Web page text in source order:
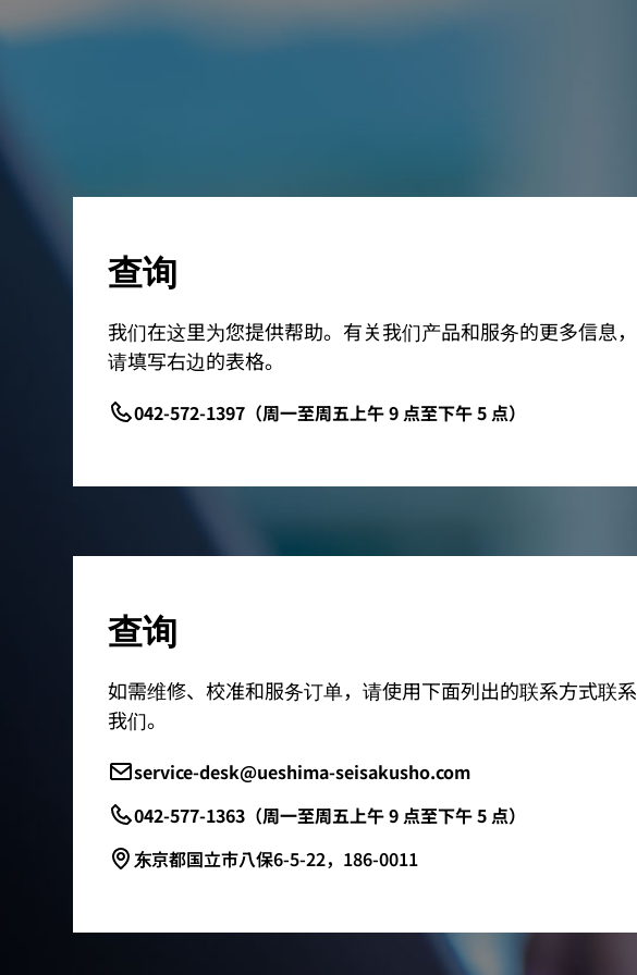
查询
我们在这里为您提供帮助。有关我们产品和服务的更多信息，
请填写右边的表格。
042-572-1397（周一至周五上午 9 点至下午 5 点）
查询
如需维修、校准和服务订单，请使用下面列出的联系方式联系
我们。
service-desk@ueshima-seisakusho.com
042-577-1363（周一至周五上午 9 点至下午 5 点）
东京都国立市八保6-5-22，186-0011